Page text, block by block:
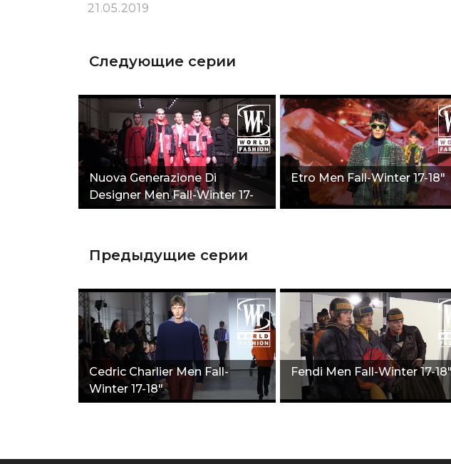
21.05.2019
Следующие серии
Nuova Generazione Di
Designer Men Fall-Winter 17-
18"
Etro Men Fall-Winter 17-18"
Предыдущие серии
Cedric Charlier Men Fall-
Winter 17-18"
Fendi Men Fall-Winter 17-18"